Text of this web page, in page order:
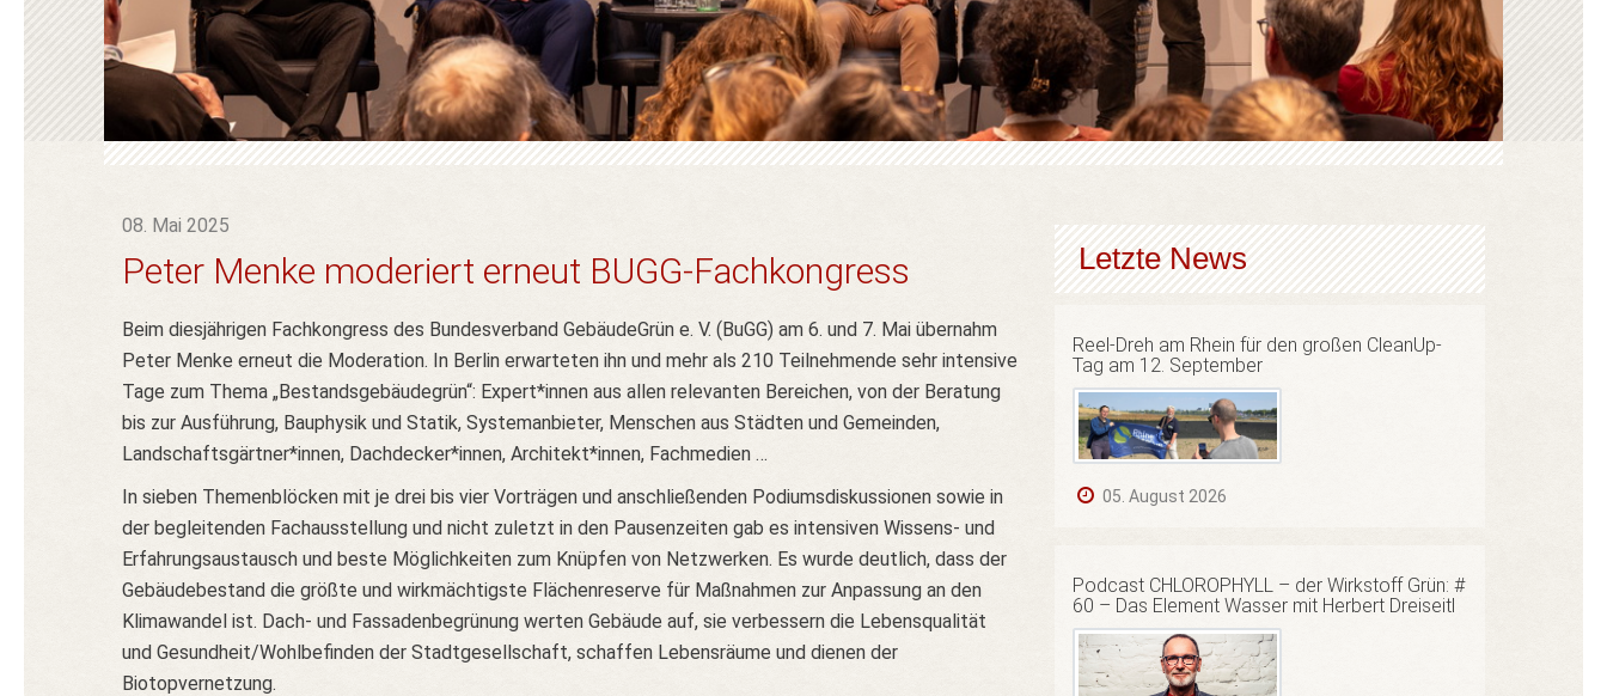
08. Mai 2025
Peter Menke moderiert erneut BUGG-Fachkongress
Beim diesjährigen Fachkongress des Bundesverband GebäudeGrün e. V. (BuGG) am 6. und 7. Mai übernahm
Peter Menke erneut die Moderation. In Berlin erwarteten ihn und mehr als 210 Teilnehmende sehr intensive
Tage zum Thema „Bestandsgebäudegrün“: Expert*innen aus allen relevanten Bereichen, von der Beratung
bis zur Ausführung, Bauphysik und Statik, Systemanbieter, Menschen aus Städten und Gemeinden,
Landschaftsgärtner*innen, Dachdecker*innen, Architekt*innen, Fachmedien …
In sieben Themenblöcken mit je drei bis vier Vorträgen und anschließenden Podiumsdiskussionen sowie in
der begleitenden Fachausstellung und nicht zuletzt in den Pausenzeiten gab es intensiven Wissens- und
Erfahrungsaustausch und beste Möglichkeiten zum Knüpfen von Netzwerken. Es wurde deutlich, dass der
Gebäudebestand die größte und wirkmächtigste Flächenreserve für Maßnahmen zur Anpassung an den
Klimawandel ist. Dach- und Fassadenbegrünung werten Gebäude auf, sie verbessern die Lebensqualität
und Gesundheit/Wohlbefinden der Stadtgesellschaft, schaffen Lebensräume und dienen der
Biotopvernetzung.
Letzte News
Reel-Dreh am Rhein für den großen CleanUp-
Tag am 12. September
05. August 2026
Podcast CHLOROPHYLL – der Wirkstoff Grün: #
60 – Das Element Wasser mit Herbert Dreiseitl